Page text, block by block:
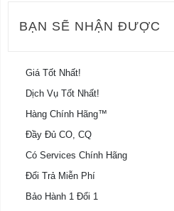
BẠN SẼ NHẬN ĐƯỢC
Giá Tốt Nhất!
Dịch Vụ Tốt Nhất!
Hàng Chính Hãng™
Đầy Đủ CO, CQ
Có Services Chính Hãng
Đổi Trả Miễn Phí
Bảo Hành 1 Đổi 1